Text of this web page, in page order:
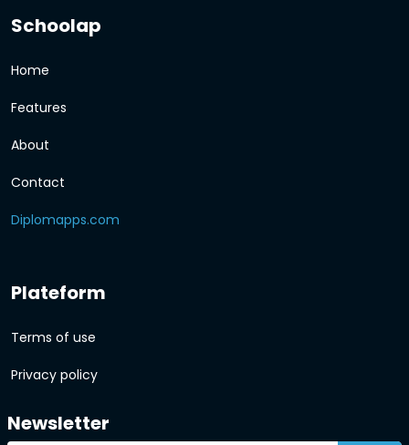
Schoolap
Home
Features
About
Contact
Diplomapps.com
Plateform
Terms of use
Privacy policy
Newsletter